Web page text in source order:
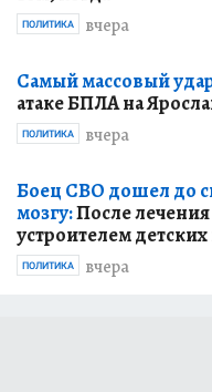
вчера
ПОЛИТИКА
Самый массовый
атаке БПЛА на
вчера
ПОЛИТИКА
Боец СВО дошел до
мозгу:После
устроителем
вчера
ПОЛИТИКА